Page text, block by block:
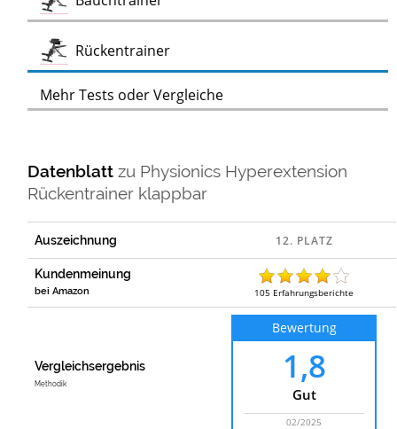
RückentrainerTest
Mehr Tests oder Vergleiche
Datenblattzu Physionics Hyperextension
Rückentrainer klappbar
Auszeichnung
Kundenmeinung
bei Amazon 105 Erfahrungsberichte
Vergleichsergebnis
Methodik
Bewertung
1,8
Gut
02/2025